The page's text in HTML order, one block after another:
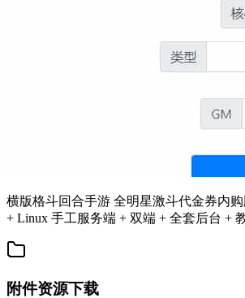
横版格斗回合手游 全明星激斗代金券内
+ Linux 手工服务端 + 双端 + 全套后台 +
附件资源下载